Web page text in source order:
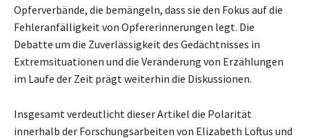
Opferverbände, die bemängeln, dass sie den Fokus auf die
Fehleranfälligkeit von Opfererinnerungen legt. Die
Debatte um die Zuverlässigkeit des Gedächtnisses in
Extremsituationen und die Veränderung von Erzählungen
im Laufe der Zeit prägt weiterhin die Diskussionen.
Insgesamt verdeutlicht dieser Artikel die Polarität
innerhalb der Forschungsarbeiten von Elizabeth Loftus und